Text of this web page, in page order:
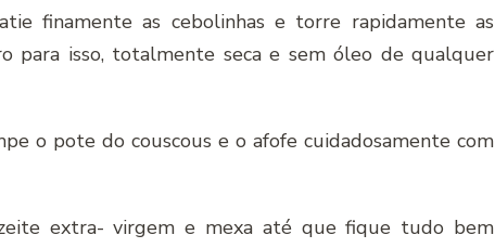
finamente as cebolinhas e torre rapidamente as
para isso, totalmente seca e sem óleo de qualquer
o pote do couscous e o afofe cuidadosamente com
extra- virgem e mexa até que fique tudo bem